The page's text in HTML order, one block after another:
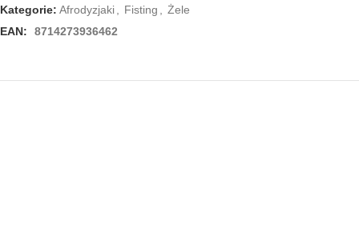
Kategorie: Afrodyzjaki, Fisting , Żele
EAN:
8714273936462